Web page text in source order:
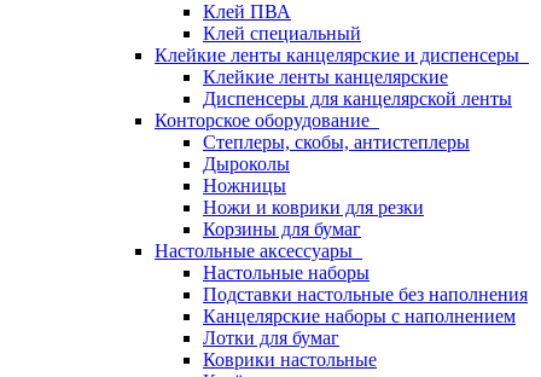
Клей ПВА
Клей специальный
Клейкие ленты канцелярские и диспенсеры
Клейкие ленты канцелярские
Диспенсеры для канцелярской ленты
Конторское оборудование
Степлеры, скобы, антистеплеры
Дыроколы
Ножницы
Ножи и коврики для резки
Корзины для бумаг
Настольные аксессуары
Настольные наборы
Подставки настольные без наполнения
Канцелярские наборы с наполнением
Лотки для бумаг
Коврики настольные